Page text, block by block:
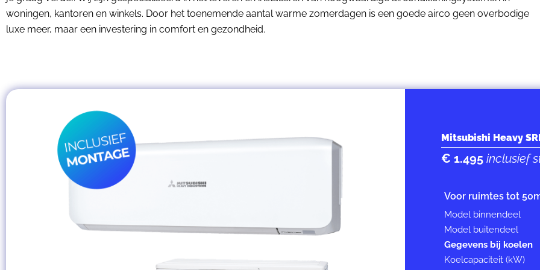
woningen, kantoren en winkels. Door het toenemende aantal warme zomerdagen is een goede airco geen overbodige
luxe meer, maar een investering in comfort en gezondheid.
Mitsubishi Heavy
€ 1.495 inclusief
Voor ruimtes tot
Model binnendeel
Model buitendeel
Gegevens bij koelen
Koelcapaciteit (kW)